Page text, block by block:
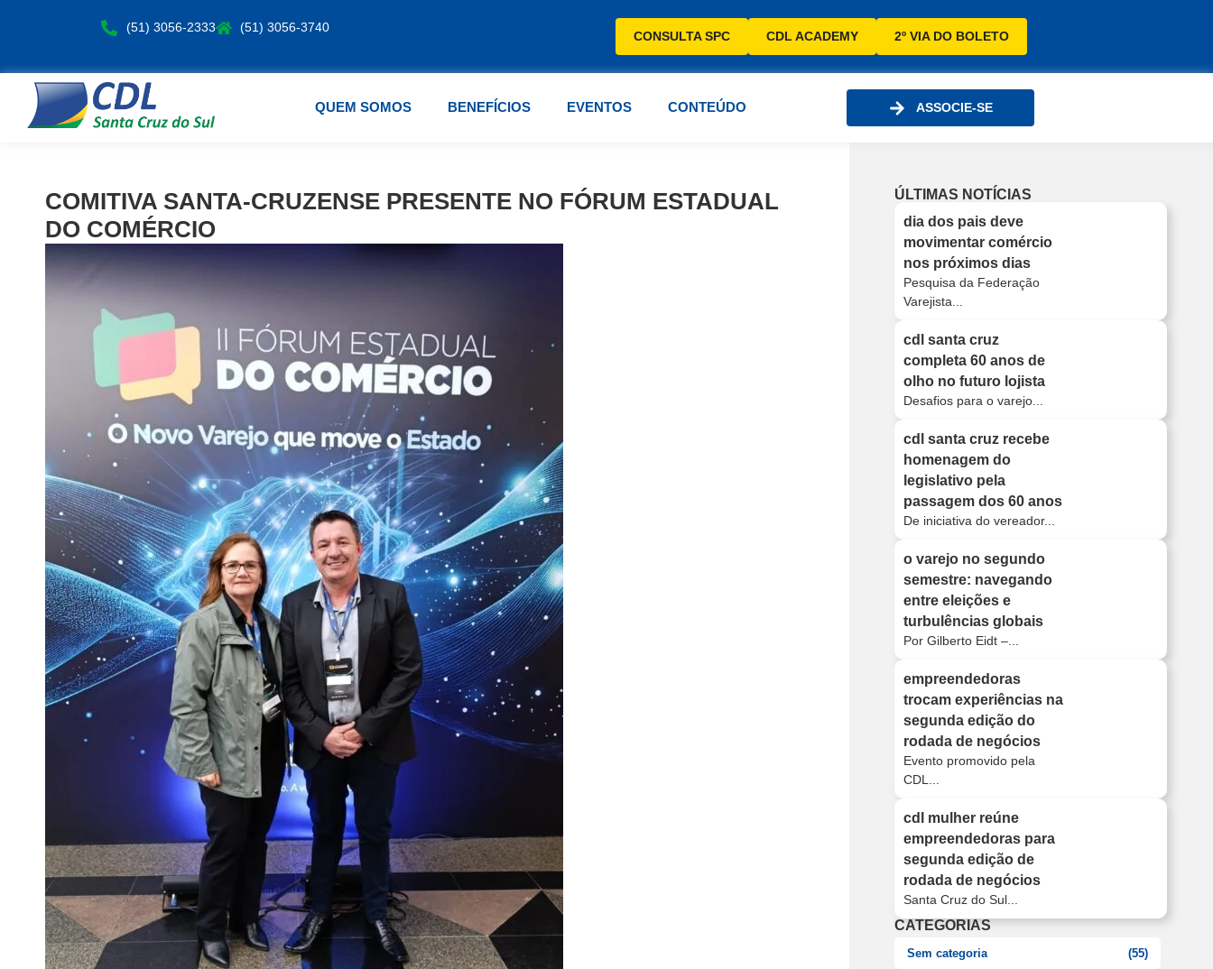
(51) 3056-2333 (51) 3056-3740
CONSULTA SPC CDL ACADEMY 2º VIA DO BOLETO
QUEM SOMOS BENEFÍCIOS EVENTOS CONTEÚDO ASSOCIE-SE
COMITIVA SANTA-CRUZENSE PRESENTE NO FÓRUM ESTADUAL
DO COMÉRCIO
ÚLTIMAS NOTÍCIAS
dia dos pais deve
movimentar comércio
nos próximos dias
Pesquisa da Federação
Varejista...
cdl santa cruz
completa 60 anos de
olho no futuro lojista
Desafios para o varejo...
cdl santa cruz recebe
homenagem do
legislativo pela
passagem dos 60 anos
De iniciativa do vereador...
o varejo no segundo
semestre: navegando
entre eleições e
turbulências globais
Por Gilberto Eidt –...
empreendedoras
trocam experiências na
segunda edição do
rodada de negócios
Evento promovido pela
CDL...
cdl mulher reúne
empreendedoras para
segunda edição de
rodada de negócios
Santa Cruz do Sul...
CATEGORIAS
Sem categoria (55)